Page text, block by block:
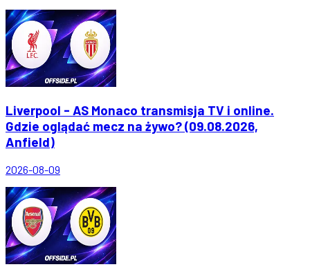
Liverpool - AS Monaco transmisja TV i online.
Gdzie oglądać mecz na żywo? (09.08.2026,
Anfield)
2026-08-09